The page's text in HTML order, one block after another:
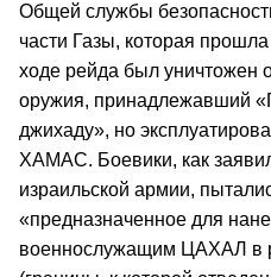
Общей службы
части Газы, которая
ходе рейда был уничтожен
оружия, принадлежавший
джихаду», но
ХАМАС. Боевики, как
израильской армии,
«предназначенное для
военнослужащим ЦАХАЛ в